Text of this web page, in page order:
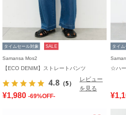
タイムセール対象 SALE
Samansa Mos2
【ECO DENIM】ストレートパンツ
4.8 （5）
レビュー
を見る
¥1,980 -69%OFF-
タイム
☆ハー